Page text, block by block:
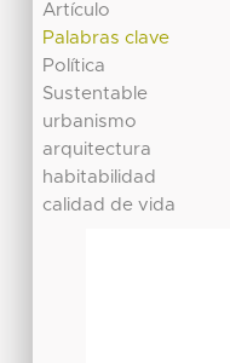
Artículo
Palabras clave
Política
Sustentable
urbanismo
arquitectura
habitabilidad
calidad de vida